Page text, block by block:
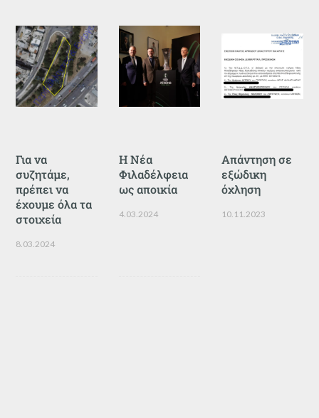
Για να
συζητάμε,
πρέπει να
έχουμε όλα τα
στοιχεία
8.03.2024
Η Νέα
Φιλαδέλφεια
ως αποικία
4.03.2024
Απάντηση σε
εξώδικη
όχληση
10.11.2023